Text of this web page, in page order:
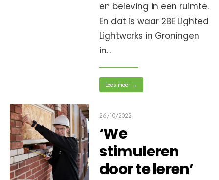
en beleving in een ruimte.
En dat is waar 2BE Lighted
Lightworks in Groningen
in...
Lees meer →
26/10/2022
‘We
stimuleren
door te leren’